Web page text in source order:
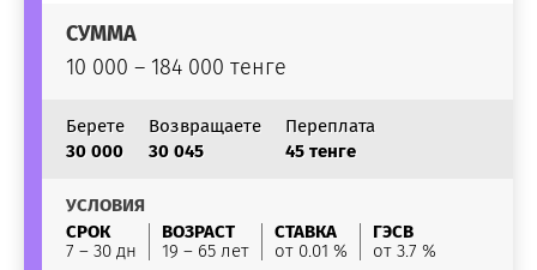
СУММА
10 000 – 184 000 тенге
Берете
30 000
Возвращаете
30 045
Переплата
45 тенге
УСЛОВИЯ
СРОК
7 – 30 дн
ВОЗРАСТ
19 – 65 лет
СТАВКА
от 0.01 %
ГЭСВ
от 3.7 %